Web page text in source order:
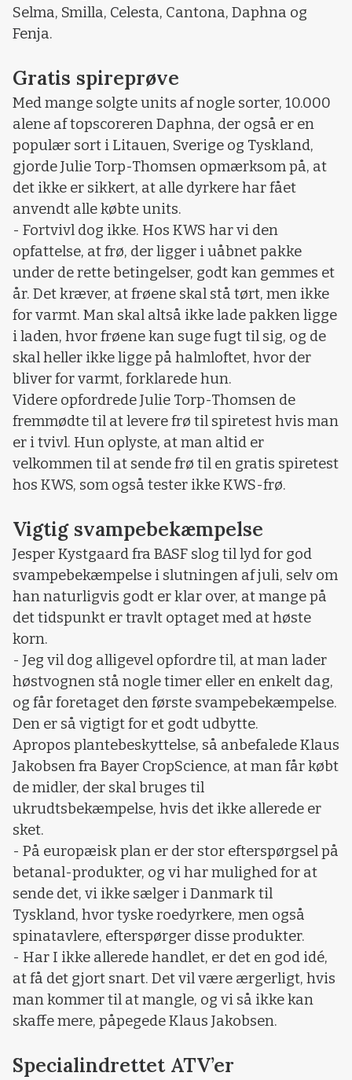
Selma, Smilla, Celesta, Cantona, Daphna og
Fenja.
Gratis spireprøve
Med mange solgte units af nogle sorter, 10.000
alene af topscoreren Daphna, der også er en
populær sort i Litauen, Sverige og Tyskland,
gjorde Julie Torp-Thomsen opmærksom på, at
det ikke er sikkert, at alle dyrkere har fået
anvendt alle købte units.
- Fortvivl dog ikke. Hos KWS har vi den
opfattelse, at frø, der ligger i uåbnet pakke
under de rette betingelser, godt kan gemmes et
år. Det kræver, at frøene skal stå tørt, men ikke
for varmt. Man skal altså ikke lade pakken ligge
i laden, hvor frøene kan suge fugt til sig, og de
skal heller ikke ligge på halmloftet, hvor der
bliver for varmt, forklarede hun.
Videre opfordrede Julie Torp-Thomsen de
fremmødte til at levere frø til spiretest hvis man
er i tvivl. Hun oplyste, at man altid er
velkommen til at sende frø til en gratis spiretest
hos KWS, som også tester ikke KWS-frø.
Vigtig svampebekæmpelse
Jesper Kystgaard fra BASF slog til lyd for god
svampebekæmpelse i slutningen af juli, selv om
han naturligvis godt er klar over, at mange på
det tidspunkt er travlt optaget med at høste
korn.
- Jeg vil dog alligevel opfordre til, at man lader
høstvognen stå nogle timer eller en enkelt dag,
og får foretaget den første svampebekæmpelse.
Den er så vigtigt for et godt udbytte.
Apropos plantebeskyttelse, så anbefalede Klaus
Jakobsen fra Bayer CropScience, at man får købt
de midler, der skal bruges til
ukrudtsbekæmpelse, hvis det ikke allerede er
sket.
- På europæisk plan er der stor efterspørgsel på
betanal-produkter, og vi har mulighed for at
sende det, vi ikke sælger i Danmark til
Tyskland, hvor tyske roedyrkere, men også
spinatavlere, efterspørger disse produkter.
- Har I ikke allerede handlet, er det en god idé,
at få det gjort snart. Det vil være ærgerligt, hvis
man kommer til at mangle, og vi så ikke kan
skaffe mere, påpegede Klaus Jakobsen.
Specialindrettet ATV’er